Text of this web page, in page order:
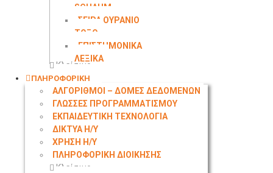
SCHAUM
ΣΕΙΡΑ ΟΥΡΑΝΙΟ
ΤΟΞΟ
ΕΠΙΣΤΗΜΟΝΙΚΑ
ΛΕΞΙΚΑ
Κλείσιμο
ΠΛΗΡΟΦΟΡΙΚΗ
ΑΛΓΟΡΙΘΜΟΙ – ΔΟΜΕΣ ΔΕΔΟΜΕΝΩΝ
ΓΛΩΣΣΕΣ ΠΡΟΓΡΑΜΜΑΤΙΣΜΟΥ
ΕΚΠΑΙΔΕΥΤΙΚΗ ΤΕΧΝΟΛΟΓΙΑ
ΔΙΚΤΥΑ Η/Υ
ΧΡΗΣΗ Η/Υ
ΠΛΗΡΟΦΟΡΙΚΗ ΔΙΟΙΚΗΣΗΣ
Κλείσιμο